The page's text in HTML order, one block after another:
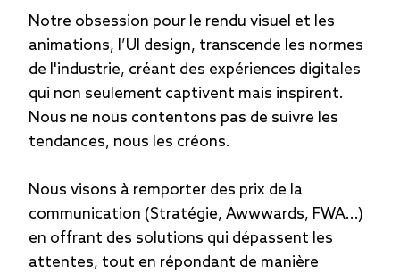
Notre obsession pour le rendu visuel et les
animations, l’UI design, transcende les normes
de l'industrie, créant des expériences digitales
qui non seulement captivent mais inspirent.
Nous ne nous contentons pas de suivre les
tendances, nous les créons.
Nous visons à remporter des prix de la
communication (Stratégie, Awwwards, FWA...)
en offrant des solutions qui dépassent les
attentes, tout en répondant de manière